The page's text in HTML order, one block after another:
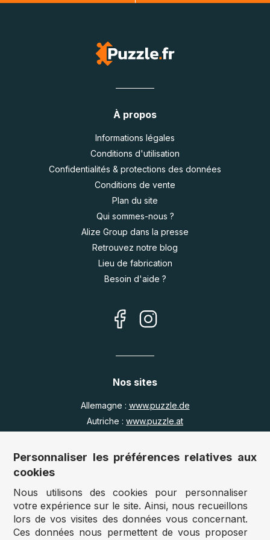
À propos
Informations légales
Conditions d'utilisation
Confidentialités & protections des données
Conditions de vente
Plan du site
Qui sommes-nous ?
Alize Group dans la presse
Retrouvez notre blog
Lieu de fabrication
Besoin d'aide ?
Nos sites
Allemagne : www.puzzle.de
Autriche : www.puzzle.at
Royaume Uni :
www.jigsawpuzzle.co.uk
Accès revendeurs / détaillants
Vous avez un magasin ?
Vous souhaitez accéder à nos prix revendeurs ?
Personnaliser les préférences relatives aux
cookies
Nous utilisons des cookies pour personnaliser
votre expérience sur le site. Ainsi, nous recueillons
lors de vos visites des données vous concernant.
Ces données nous permettent de vous proposer